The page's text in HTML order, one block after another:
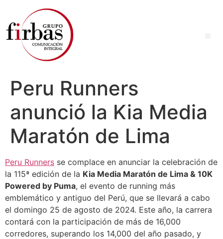
Peru Runners
anunció la Kia Media
Maratón de Lima
Peru Runners se complace en anunciar la celebración de
la 115ª edición de la Kia Media Maratón de Lima & 10K
Powered by Puma, el evento de running más
emblemático y antiguo del Perú, que se llevará a cabo
el domingo 25 de agosto de 2024. Este año, la carrera
contará con la participación de más de 16,000
corredores, superando los 14,000 del año pasado, y